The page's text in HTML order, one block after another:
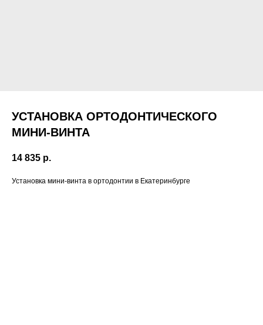
УСТАНОВКА ОРТОДОНТИЧЕСКОГО
МИНИ-ВИНТА
14 835 р.
Установка мини-винта в ортодонтии в Екатеринбурге